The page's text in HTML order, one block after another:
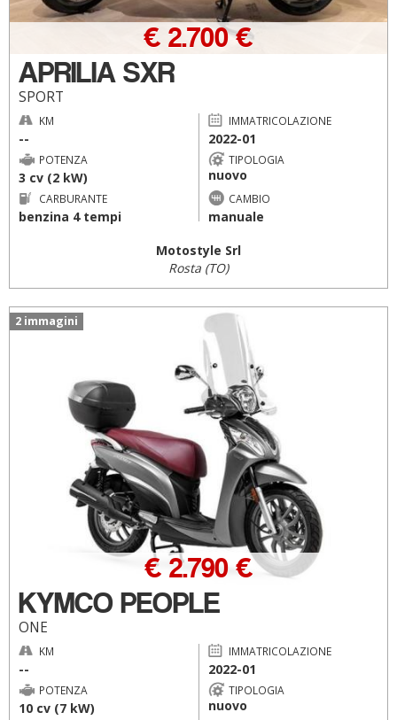
APRILIA SXR
SPORT
€ 2.700 €
KM
--
IMMATRICOLAZIONE
2022-01
POTENZA
3 cv (2 kW)
TIPOLOGIA
nuovo
CARBURANTE
benzina 4 tempi
CAMBIO
manuale
Motostyle Srl
Rosta (TO)
2 immagini
KYMCO PEOPLE
ONE
€ 2.790 €
KM
--
IMMATRICOLAZIONE
2022-01
POTENZA
10 cv (7 kW)
TIPOLOGIA
nuovo